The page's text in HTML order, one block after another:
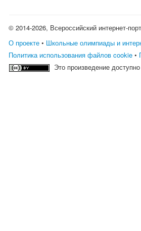
© 2014-2026, Всероссийский интернет-
О проекте • Школьные олимпиады и
Политика использования файлов cookie •
Это произведение